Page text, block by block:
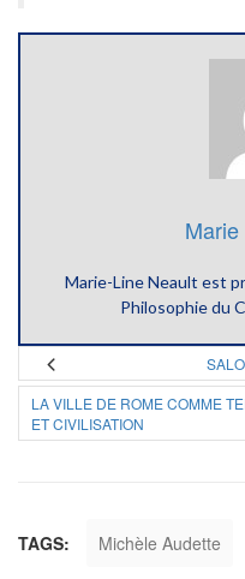
Marie-Line Neault est
Philosophie du
LA VILLE DE ROME COMME
ET CIVILISATION
TAGS: Michèle Audette